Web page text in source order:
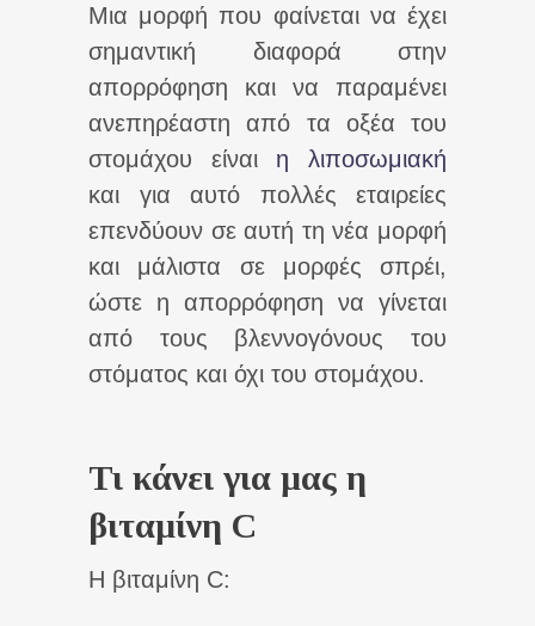
Μια μορφή που φαίνεται να έχει
σημαντική διαφορά στην
απορρόφηση και να παραμένει
ανεπηρέαστη από τα οξέα του
στομάχου είναι η λιποσωμιακή
και για αυτό πολλές εταιρείες
επενδύουν σε αυτή τη νέα μορφή
και μάλιστα σε μορφές σπρέι,
ώστε η απορρόφηση να γίνεται
από τους βλεννογόνους του
στόματος και όχι του στομάχου.
Τι κάνει για μας η
βιταμίνη C
Η βιταμίνη C: